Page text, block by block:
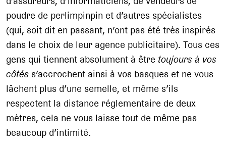
poudre de perlimpinpin et d’autres spécialistes
(qui, soit dit en passant, n’ont pas été très inspirés
dans le choix de leur agence publicitaire). Tous ces
gens qui tiennent absolument à être toujours à vos
côtés s’accrochent ainsi à vos basques et ne vous
lâchent plus d’une semelle, et même s’ils
respectent la distance réglementaire de deux
mètres, cela ne vous laisse tout de même pas
beaucoup d’intimité.